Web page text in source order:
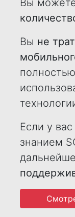
Вы можете
Вы не
Если у
знанием